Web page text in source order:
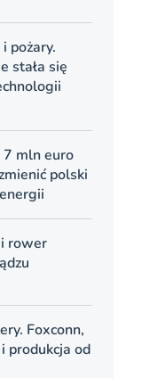
pożary.
stała się
7 mln euro
polski
rower
Foxconn,
produkcja od